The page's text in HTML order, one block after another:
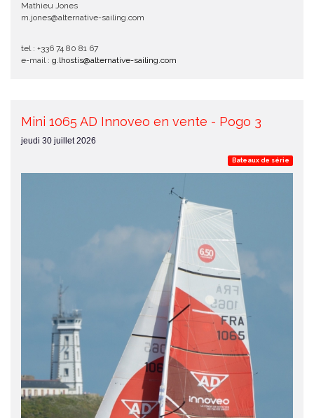
Mathieu Jones
m.jones@alternative-sailing.com
tel : +336 74 80 81 67
e-mail : g.lhostis@alternative-sailing.com
Mini 1065 AD Innoveo en vente - Pogo 3
jeudi 30 juillet 2026
Bateaux de série